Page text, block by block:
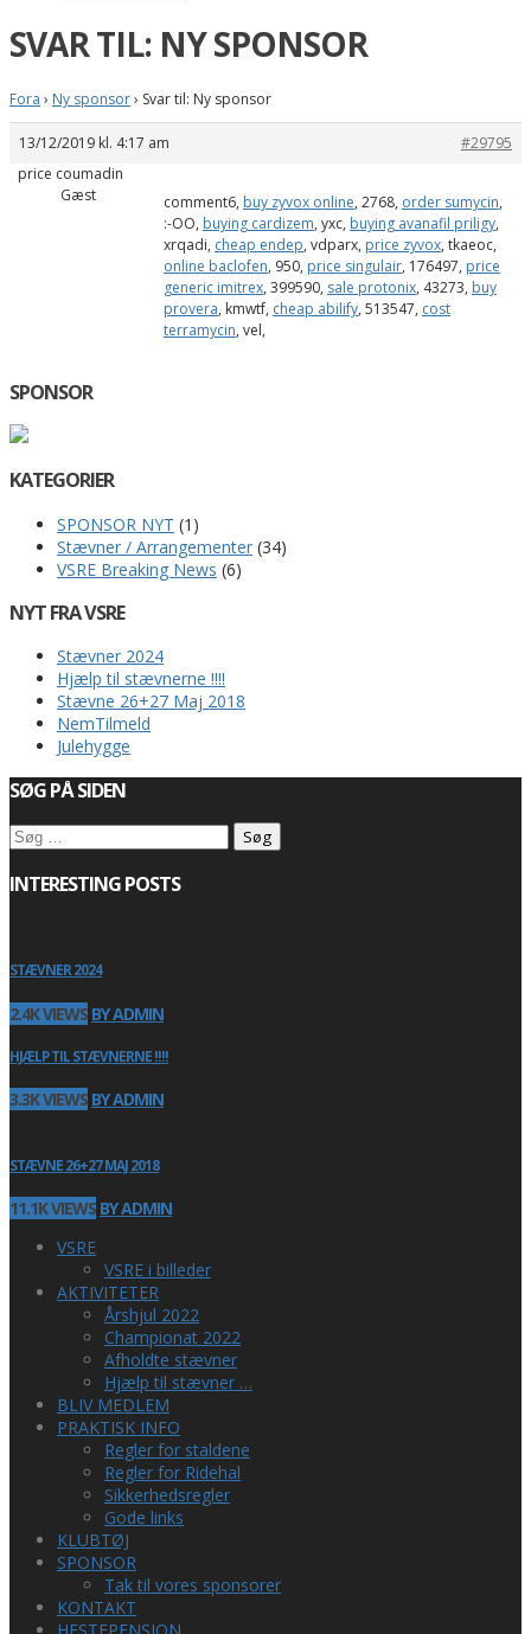
SVAR TIL: NY SPONSOR
Fora › Ny sponsor› Svar til: Ny sponsor
13/12/2019 kl. 4:17 am
#29795
price coumadin
Gæst
comment6, buy zyvox online, 2768, order sumycin,
:-OO, buying cardizem, yxc, buying avanafil priligy,
xrqadi, cheap endep, vdparx, price zyvox, tkaeoc,
online baclofen, 950, price singulair, 176497, price
generic imitrex, 399590, sale protonix, 43273, buy
provera, kmwtf, cheap abilify, 513547, cost
terramycin, vel,
SPONSOR
KATEGORIER
SPONSOR NYT (1)
Stævner / Arrangementer (34)
VSRE Breaking News (6)
NYT FRA VSRE
Stævner 2024
Hjælp til stævnerne !!!!
Stævne 26+27 Maj 2018
NemTilmeld
Julehygge
SØG PÅ SIDEN
Søg
efter:
INTERESTING POSTS
STÆVNER 2024
2.4K VIEWS BY ADMIN
HJÆLP TIL STÆVNERNE !!!!
3.3K VIEWS BY ADMIN
STÆVNE 26+27 MAJ 2018
11.1K VIEWS BY ADMIN
VSRE
VSRE i billeder
AKTIVITETER
Årshjul 2022
Championat 2022
Afholdte stævner
Hjælp til stævner …
BLIV MEDLEM
PRAKTISK INFO
Regler for staldene
Regler for Ridehal
Sikkerhedsregler
Gode links
KLUBTØJ
SPONSOR
Tak til vores sponsorer
KONTAKT